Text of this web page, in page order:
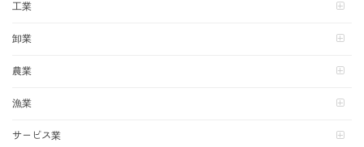
工業
卸業
農業
漁業
サービス業